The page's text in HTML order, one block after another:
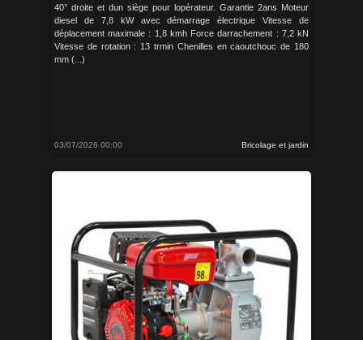
40° droite et dun siège pour lopérateur. Garantie 2ans Moteur
diesel de 7,8 kW avec démarrage électrique Vitesse de
déplacement maximale : 1,8 kmh Force darrachement : 7,2 kN
Vitesse de rotation : 13 trmin Chenilles en caoutchouc de 180
mm (...)
03/07/2026 00:00 Bricolage et jardin